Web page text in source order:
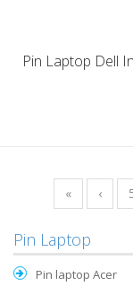
Pin Laptop Dell
« ‹
Pin Laptop
Pin laptop Acer